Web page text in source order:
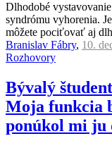
Dlhodobé
syndrómu vyhorenia.
môžete pociťovať aj
Branislav Fábry, 10.
Rozhovory
Bývalý
Moja funkcia
ponúkol mi ju